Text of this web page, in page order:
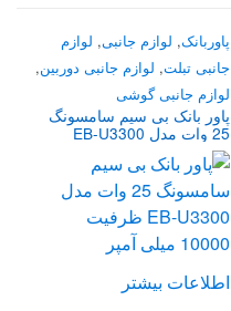
پاوربانک, لوازم جانبی, لوازم
جانبی تبلت, لوازم جانبی دوربین,
لوازم جانبی گوشی
پاور بانک بی سیم سامسونگ
25 وات مدل EB-U3300
ظرفیت 10000 میلی آمپر
اطلاعات بیشتر